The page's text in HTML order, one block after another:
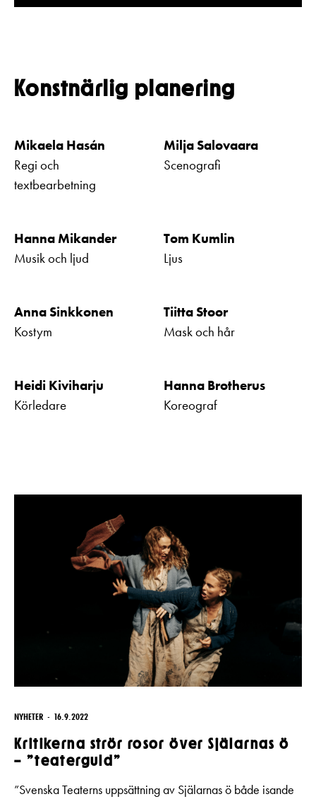
Konstnärlig planering
Mikaela Hasán
Regi och
textbearbetning
Milja Salovaara
Scenografi
Hanna Mikander
Musik och ljud
Tom Kumlin
Ljus
Anna Sinkkonen
Kostym
Tiitta Stoor
Mask och hår
Heidi Kiviharju
Körledare
Hanna Brotherus
Koreograf
NYHETER 16.9.2022
Kritikerna strör rosor över Själarnas ö
– ”teaterguld”
”Svenska Teaterns uppsättning av Själarnas ö både isande